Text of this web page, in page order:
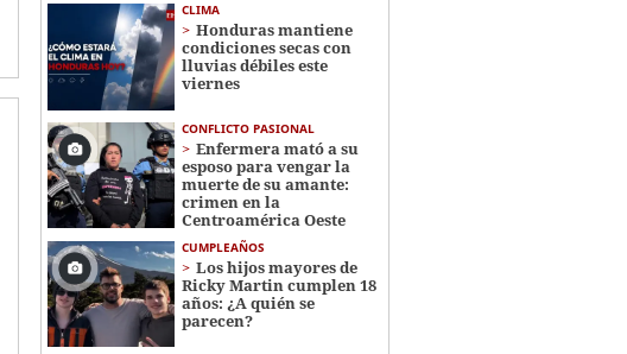
CLIMA
Honduras mantiene
condiciones secas con
lluvias débiles este
viernes
CONFLICTO PASIONAL
Enfermera mató a su
esposo para vengar la
muerte de su amante:
crimen en la
Centroamérica Oeste
CUMPLEAÑOS
Los hijos mayores de
Ricky Martin cumplen 18
años: ¿A quién se
parecen?